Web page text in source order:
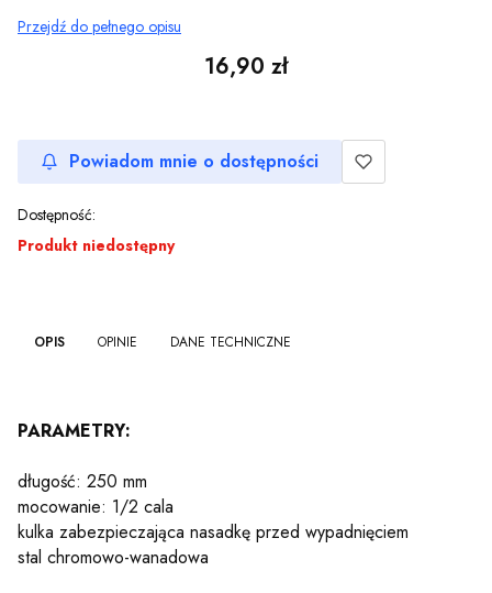
Przejdź do pełnego opisu
Cena
16,90 zł
Powiadom mnie o dostępności
Dostępność:
Produkt niedostępny
OPIS OPINIE DANE TECHNICZNE
PARAMETRY:
długość: 250 mm
mocowanie: 1/2 cala
kulka zabezpieczająca nasadkę przed wypadnięciem
stal chromowo-wanadowa